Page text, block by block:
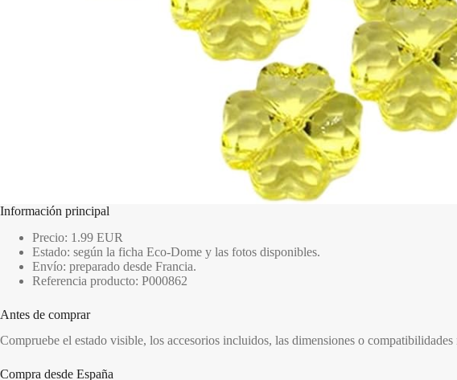
Información principal
Precio: 1.99 EUR
Estado: según la ficha Eco-Dome y las fotos disponibles.
Envío: preparado desde Francia.
Referencia producto: P000862
Antes de comprar
Compruebe el estado visible, los accesorios incluidos, las dimensiones o
Compra desde España